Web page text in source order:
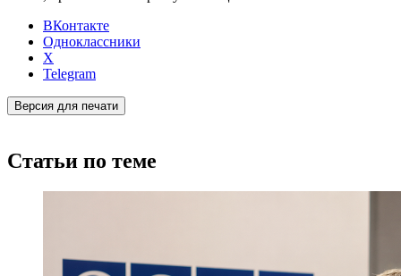
ВКонтакте
Одноклассники
X
Telegram
Версия для печати
Статьи по теме